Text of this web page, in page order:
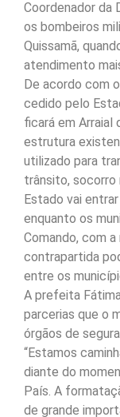
Coordenador da
os bombeiros
Quissamã,
atendimento
De acordo com
cedido pelo
ficará em Arraial
estrutura
utilizado para
trânsito, socorro
Estado vai
enquanto os
Comando, com
contrapartida
entre os
A prefeita
parcerias que o
órgãos de
“Estamos
diante do
País. A
de grande